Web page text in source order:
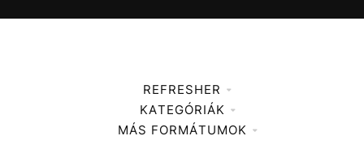
REFRESHER
Médiaajánlat
KATEGÓRIÁK
Zene
MÁS FORMÁTUMOK